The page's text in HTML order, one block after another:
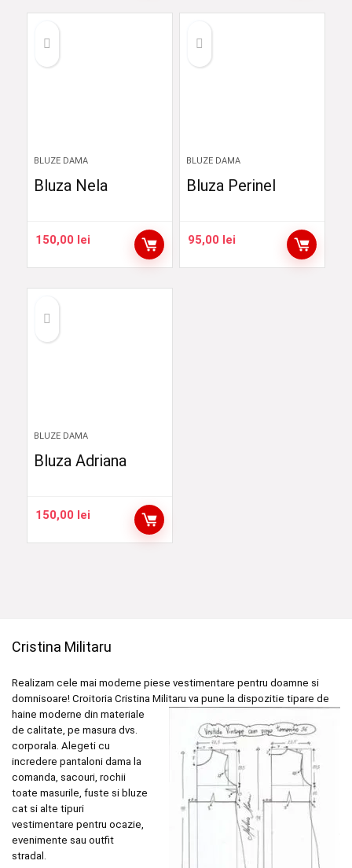
BLUZE DAMA
Bluza Nela
150,00 lei
BLUZE DAMA
Bluza Perinel
95,00 lei
BLUZE DAMA
Bluza Adriana
150,00 lei
Cristina Militaru
Realizam cele mai moderne piese vestimentare pentru doamne si
domnisoare! Croitoria Cristina Militaru va pune la dispozitie tipare de
haine moderne din materiale
de calitate, pe masura dvs.
corporala. Alegeti cu
incredere pantaloni dama la
comanda, sacouri, rochii
toate masurile, fuste si bluze
cat si alte tipuri
vestimentare pentru ocazie,
evenimente sau outfit
stradal.